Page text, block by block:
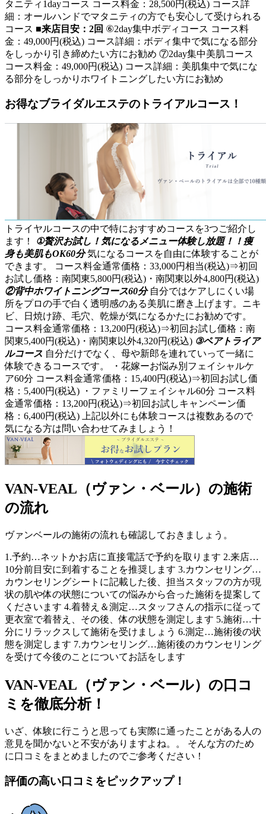
タニティ1dayコース コース料金：28,500円(税込) コース詳
細：オールハンドでマタニティの方でも安心して受けられる
コース ■来店目安：2回 ⑥2day集中ボディコース コース料
金：49,000円(税込) コース詳細：ボディ集中で気になる部分
をしっかり引き締めたい方にお勧め ⑦2day集中美肌コース
コース料金：49,000円(税込) コース詳細：美肌集中で気にな
る部分をしっかりホワイトニングしたい方にお勧め
お得なブライダルエステのトライアルコース！
トライヤルコースの中で特におすすめコースを3つご紹介し
ます！
①贅沢お試し！気になるメニュー体験し放題！！痩
身も美肌もOK60分気になるコースを自由に体験することが
できます。 コース料金通常価格：33,000円相当(税込)⇒初回
お試し価格：南関東5,800円(税込)・南関東以外4,800円(税込)
②背中ホワイトニングコース60分自分ではケアしにくい場
所をプロの手で白く透明感のある美肌に磨き上げます。ニキ
ビ、日焼け跡、毛穴、乾燥が気になるかたにお勧めです。
コース料金通常価格：13,200円(税込)⇒初回お試し価格：南
関東5,400円(税込)・南関東以外4,320円(税込) ③ペアトライア
ルコース 自分だけでなく、母や新郎を連れていって一緒に
体験できるコースです。 ・花嫁ーお悩み別フェイシャルケ
ア60分 コース料金通常価格：15,400円(税込)⇒初回お試し価
格：5,400円(税込) ・ファミリーフェイシャル60分 コース料
金通常価格：13,200円(税込)⇒初回お試しキャンペーン価
格：6,400円(税込) 上記以外にも体験コースは複数あるので
気になる方は問い合わせてみましょう！
VAN-VEAL（ヴァン・ベール）の施術
の流れ
ヴァンベールの施術の流れも確認しておきましょう。
1.予約…ネットかお店に直接電話で予約を取ります 2.来店…
10分前目安に到着することを推奨します 3.カウンセリング…
カウンセリングシートに記載した後、担当スタッフの方が現
状の肌や体の状態についての悩みから合った施術を提案して
くださいます 4.着替え＆測定…スタッフさんの指示に従って
更衣室で着替え、その後、体の状態を測定します 5.施術…十
分にリラックスして施術を受けましょう 6.測定…施術後の状
態を測定します 7.カウンセリング…施術後のカウンセリング
を受けて今後のことについてお話をします
VAN-VEAL（ヴァン・ベール）の口コ
ミを徹底分析！
いざ、体験に行こうと思っても実際に通ったことがある人の
意見を聞かないと不安がありますよね。。 そんな方のため
に口コミをまとめましたのでご参考ください！
評価の高い口コミをピックアップ！